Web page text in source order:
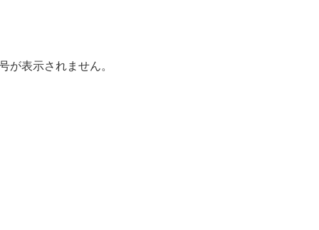
表示されません。